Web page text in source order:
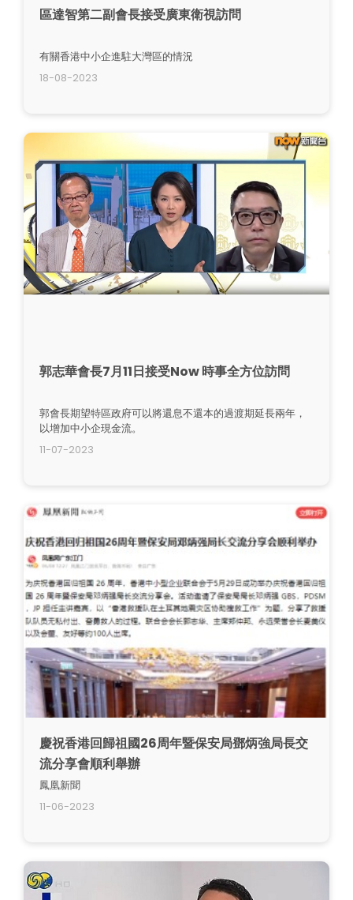
區達智第二副會長接受廣東衛視訪問
有關香港中小企進駐大灣區的情況
18-08-2023
郭志華會長7月11日接受Now 時事全方位訪問
郭會長期望特區政府可以將還息不還本的過渡期延長兩年，
以增加中小企現金流。
11-07-2023
慶祝香港回歸祖國26周年暨保安局鄧炳強局長交
流分享會順利舉辦
鳳凰新聞
11-06-2023